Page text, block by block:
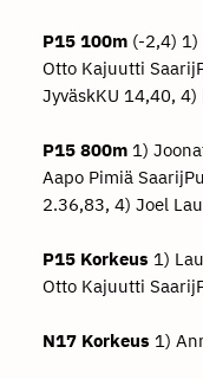
P15 100m(-2,4) 1)
Otto Kajuutti
JyväskKU 14,40,
P15 800m1)
Aapo Pimiä
2.36,83, 4) Joel
P15 Korkeus 1)
Otto Kajuutti
N17 Korkeus 1)